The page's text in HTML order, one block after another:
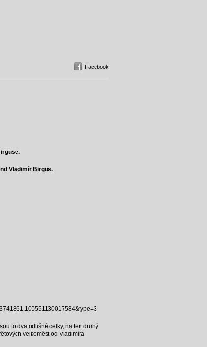
Facebook
Vladimír Birgus.
to dva odlišné celky, na ten druhý
velkoměst od Vladimíra